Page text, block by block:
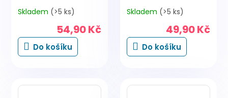
Skladem (>5 ks)
54,90 Kč
Do košíku
Skladem (>5 ks)
49,90 Kč
Do košíku